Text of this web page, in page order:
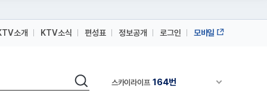
소개 KTV소식 편성표 정보공개 로그인 모바일
검색 채널안내 펼쳐
스카이라이프 164번